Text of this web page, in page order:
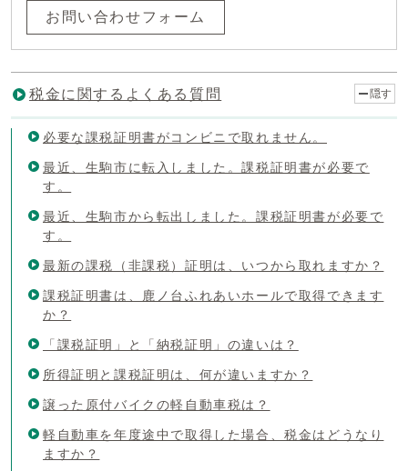
お問い合わせフォーム
税金に関するよくある質問 隠す
必要な課税証明書がコンビニで取れません。
最近、生駒市に転入しました。課税証明書が必要で
す。
最近、生駒市から転出しました。課税証明書が必要で
す。
最新の課税（非課税）証明は、いつから取れますか？
課税証明書は、鹿ノ台ふれあいホールで取得できます
か？
「課税証明」と「納税証明」の違いは？
所得証明と課税証明は、何が違いますか？
譲った原付バイクの軽自動車税は？
軽自動車を年度途中で取得した場合、税金はどうなり
ますか？